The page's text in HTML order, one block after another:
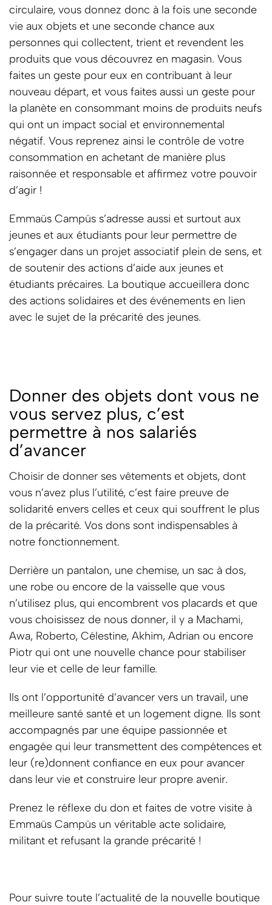
circulaire, vous donnez donc à la fois une seconde
vie aux objets et une seconde chance aux
personnes qui collectent, trient et revendent les
produits que vous découvrez en magasin. Vous
faites un geste pour eux en contribuant à leur
nouveau départ, et vous faites aussi un geste pour
la planète en consommant moins de produits neufs
qui ont un impact social et environnemental
négatif. Vous reprenez ainsi le contrôle de votre
consommation en achetant de manière plus
raisonnée et responsable et affirmez votre pouvoir
d’agir !
Emmaüs Campüs s’adresse aussi et surtout aux
jeunes et aux étudiants pour leur permettre de
s’engager dans un projet associatif plein de sens, et
de soutenir des actions d’aide aux jeunes et
étudiants précaires. La boutique accueillera donc
des actions solidaires et des événements en lien
avec le sujet de la précarité des jeunes.
Donner des objets dont vous ne
vous servez plus, c’est
permettre à nos salariés
d’avancer
Choisir de donner ses vêtements et objets, dont
vous n’avez plus l’utilité, c’est faire preuve de
solidarité envers celles et ceux qui souffrent le plus
de la précarité. Vos dons sont indispensables à
notre fonctionnement.
Derrière un pantalon, une chemise, un sac à dos,
une robe ou encore de la vaisselle que vous
n’utilisez plus, qui encombrent vos placards et que
vous choisissez de nous donner, il y a Machami,
Awa, Roberto, Célestine, Akhim, Adrian ou encore
Piotr qui ont une nouvelle chance pour stabiliser
leur vie et celle de leur famille.
Ils ont l’opportunité d’avancer vers un travail, une
meilleure santé santé et un logement digne. Ils sont
accompagnés par une équipe passionnée et
engagée qui leur transmettent des compétences et
leur (re)donnent confiance en eux pour avancer
dans leur vie et construire leur propre avenir.
Prenez le réflexe du don et faites de votre visite à
Emmaüs Campüs un véritable acte solidaire,
militant et refusant la grande précarité !
Pour suivre toute l’actualité de la nouvelle boutique